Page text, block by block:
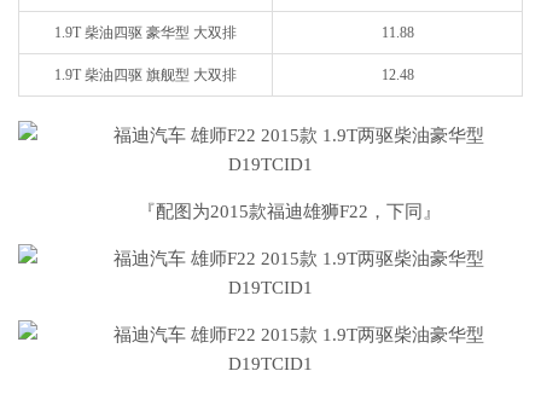
1.9T 柴油四驱 豪华型 大双排 11.88
1.9T 柴油四驱 旗舰型 大双排 12.48
『配图为2015款福迪雄狮F22，下同』